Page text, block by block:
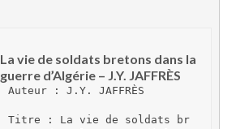
La vie de soldats bretons dans la
guerre d’Algérie – J.Y. JAFFRÈS
Auteur : J.Y. JAFFRÈS
Titre : La vie de soldats br